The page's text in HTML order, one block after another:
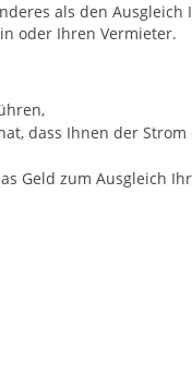
Zahlen und Fakten
Bauhof Notzingen
Behördenadressen
als den Ausgleich
oder Ihren Vermieter.
dass Ihnen der Strom
Geld zum Ausgleich